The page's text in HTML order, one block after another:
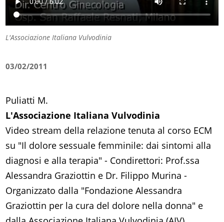
L'Associazione Italiana Vulvodinia
03/02/2011
Puliatti M.
L'Associazione Italiana Vulvodinia
Video stream della relazione tenuta al corso ECM
su "Il dolore sessuale femminile: dai sintomi alla
diagnosi e alla terapia" - Condirettori: Prof.ssa
Alessandra Graziottin e Dr. Filippo Murina -
Organizzato dalla "Fondazione Alessandra
Graziottin per la cura del dolore nella donna" e